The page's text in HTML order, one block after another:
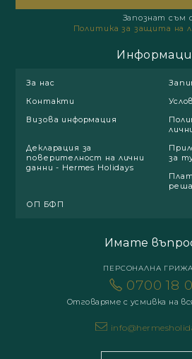
Запознат съм с
Политика за защита на
За нас
Контакти
Визова информация
Декларация за
поверителност на лични
данни - Hermes Holidays
за
ОП БФП
Имате
ПЕРСОНАЛНА ГРИЖА
0700 18
Отговаряме с усмивка на